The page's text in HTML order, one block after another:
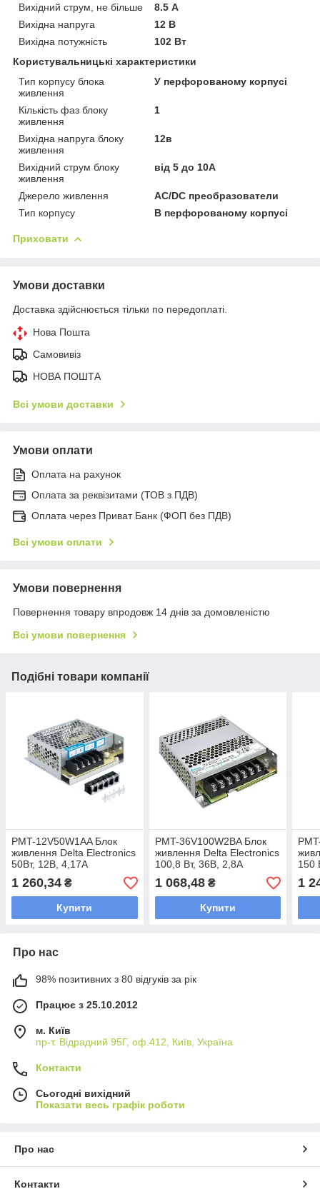
Вихідний струм, не більше
8.5 А
Вихідна напруга
12 В
Вихідна потужність
102 Вт
Користувальницькі характеристики
Тип корпусу блока
живлення
У перфорованому корпусі
Кількість фаз блоку
живлення
1
Вихідна напруга блоку
живлення
12в
Вихідний струм блоку
живлення
від 5 до 10А
Джерело живлення
AC/DC преобразователи
Тип корпусу
В перфорованому корпусі
Приховати
Умови доставки
Доставка здійснюється тільки по передоплаті.
Нова Пошта
Самовивіз
НОВА ПОШТА
Всі умови доставки
Умови оплати
Оплата на рахунок
Оплата за реквізитами (ТОВ з ПДВ)
Оплата через Приват Банк (ФОП без ПДВ)
Всі умови оплати
Умови повернення
Повернення товару впродовж 14 днів за домовленістю
Всі умови повернення
Подібні товари компанії
PMT-12V50W1AA Блок
живлення Delta Electronics
50Вт, 12В, 4,17A
1 260,34 ₴
Купити
PMT-36V100W2BA Блок
живлення Delta Electronics
100,8 Вт, 36В, 2,8A
1 068,48₴
Купити
150
1
Про нас
98% позитивних з 80 відгуків за рік
Працює з 25.10.2012
м. Київ
пр-т. Відрадний 95Г, оф.412, Київ, Україна
Контакти
Сьогодні вихідний
Показати весь графік роботи
Про нас
Контакти